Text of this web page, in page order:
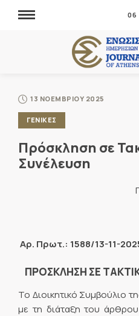
06
13 ΝΟΕΜΒΡΙΟΥ 2025
ΓΕΝΙΚΕΣ
Πρόσκληση σε
Συνέλευση
Αρ. Πρωτ.: 1588/13-11-
ΠΡΟΣΚΛΗΣΗ ΣΕ
Το Διοικητικό Συμβούλιο
με τη διάταξη του